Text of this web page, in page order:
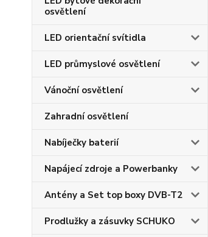
osvětlení
LED orientační svítidla
LED průmyslové osvětlení
Vánoční osvětlení
Zahradní osvětlení
Nabíječky baterií
Napájecí zdroje a Powerbanky
Antény a Set top boxy DVB-T2
Prodlužky a zásuvky SCHUKO